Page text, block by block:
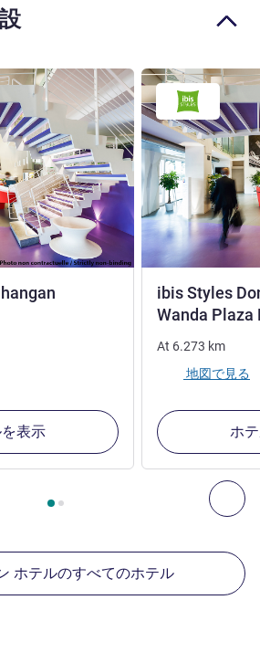
他の施設 次
, 周辺の他の施設 1 :, 周辺の他の施設 2
表示
ibis Styles
Wanda
At 6.273 km
地図で見る
ホ
ホテルのすべてのホテル